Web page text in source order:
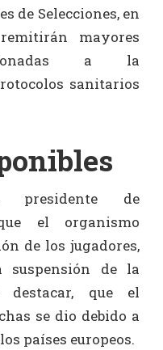
de Selecciones, en
mayores
a la
sanitarios
presidente de
el organismo
de los jugadores,
suspensión de la
destacar, que el
se dio debido a
países europeos.